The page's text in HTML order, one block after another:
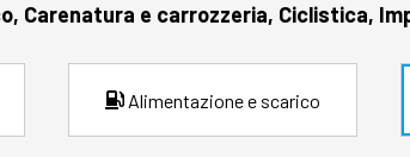
Carenatura e carrozzeria, Ciclistica,
Alimentazione e scarico